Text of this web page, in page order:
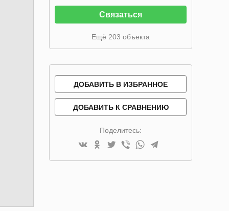
Связаться
Ещё 203 объекта
ДОБАВИТЬ В ИЗБРАННОЕ
ДОБАВИТЬ К СРАВНЕНИЮ
Поделитесь: